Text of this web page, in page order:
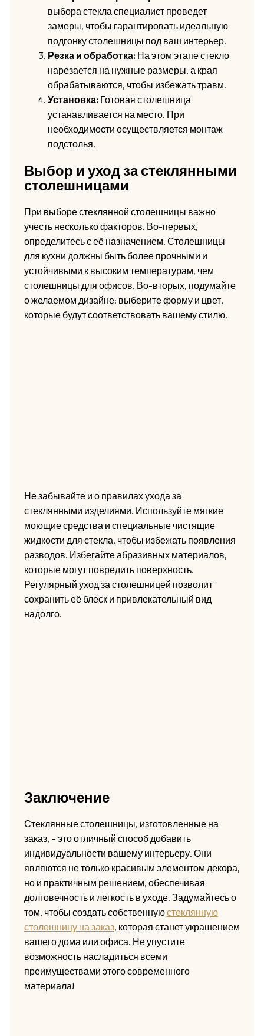
выбора стекла специалист проведет
замеры, чтобы гарантировать идеальную
подгонку столешницы под ваш интерьер.
Резка и обработка:На этом этапе стекло
нарезается на нужные размеры, а края
обрабатываются, чтобы избежать травм.
Установка:Готовая столешница
устанавливается на место. При
необходимости осуществляется монтаж
подстолья.
Выбор и уход за стеклянными
столешницами
При выборе стеклянной столешницы важно
учесть несколько факторов. Во-первых,
определитесь с её назначением. Столешницы
для кухни должны быть более прочными и
устойчивыми к высоким температурам, чем
столешницы для офисов. Во-вторых, подумайте
о желаемом дизайне: выберите форму и цвет,
которые будут соответствовать вашему стилю.
Не забывайте и о правилах ухода за
стеклянными изделиями. Используйте мягкие
моющие средства и специальные чистящие
жидкости для стекла, чтобы избежать появления
разводов. Избегайте абразивных материалов,
которые могут повредить поверхность.
Регулярный уход за столешницей позволит
сохранить её блеск и привлекательный вид
надолго.
Заключение
Стеклянные столешницы, изготовленные на
заказ, – это отличный способ добавить
индивидуальности вашему интерьеру. Они
являются не только красивым элементом декора,
но и практичным решением, обеспечивая
долговечность и легкость в уходе. Задумайтесь о
том, чтобы создать собственнуюстеклянную
столешницу на заказ, которая станет украшением
вашего дома или офиса. Не упустите
возможность насладиться всеми
преимуществами этого современного
материала!